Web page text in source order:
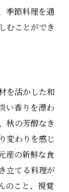
季節料理を通
むことができ
を活かした和
い香りを漂わ
秋の芳醇なき
変わりを感じ
産の新鮮な食
立てる料理が
のこと、視覚